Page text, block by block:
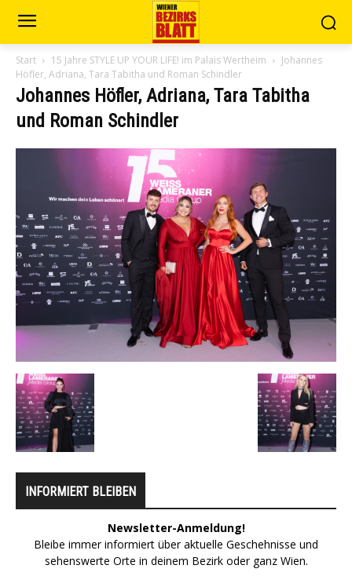
Start 15 Jahre STYLE UP YOUR LIFE! im Palais Wertheim
Johannes
Höfler, Adriana, Tara Tabitha und Roman Schindler
Johannes Höfler, Adriana, Tara Tabitha
und Roman Schindler
INFORMIERT BLEIBEN
Newsletter-Anmeldung!
Bleibe immer informiert über aktuelle Geschehnisse und
sehenswerte Orte in deinem Bezirk oder ganz Wien.